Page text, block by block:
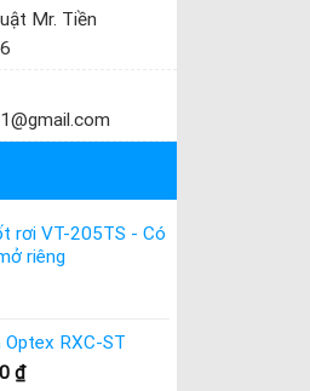
Mr. Tiền
rơi VT-205TS - Có
riêng
Optex RXC-ST
₫